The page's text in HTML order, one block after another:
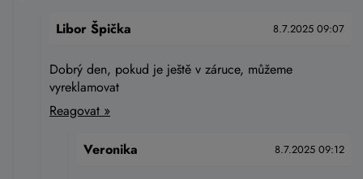
Libor Špička 8.7.2025 09:07
Dobrý den, pokud je ještě v záruce, můžeme
vyreklamovat
Reagovat »
Veronika 8.7.2025 09:12